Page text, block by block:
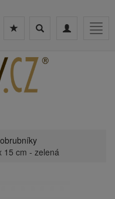
Toggle
Toggle
15 cm - zelená